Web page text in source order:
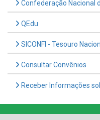
QEdu
SICONFI - Tesouro
Consultar Convênios
Receber Informações
Hora:17:36/Domingo,09
2026